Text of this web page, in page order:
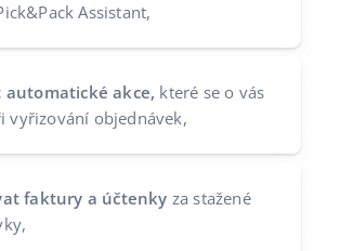
Assistant,
automatické akce, které se o vás
vyřizování objednávek,
faktury a účtenky za stažené